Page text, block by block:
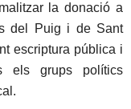
la donació a
del Puig i de Sant
escriptura pública i
els grups polítics